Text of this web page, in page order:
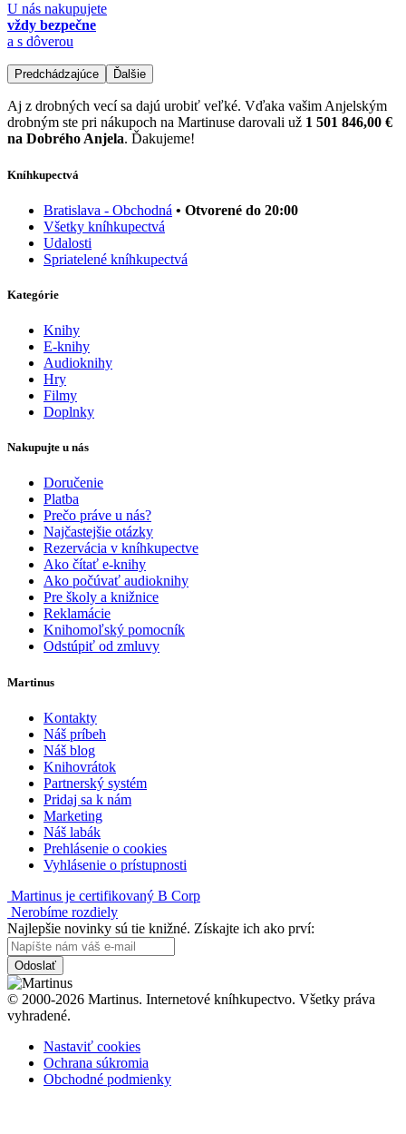
U nás nakupujete
vždy bezpečne
a s dôverou
Predchádzajúce Ďalšie
Aj z drobných vecí sa dajú urobiť veľké. Vďaka vašim Anjelským
drobným ste pri nákupoch na Martinuse darovali už 1 501 846,00 €
na Dobrého Anjela. Ďakujeme!
Kníhkupectvá
Bratislava - Obchodná • Otvorené do 20:00
Všetky kníhkupectvá
Udalosti
Spriatelené kníhkupectvá
Kategórie
Knihy
E-knihy
Audioknihy
Hry
Filmy
Doplnky
Nakupujte u nás
Doručenie
Platba
Prečo práve u nás?
Najčastejšie otázky
Rezervácia v kníhkupectve
Ako čítať e-knihy
Ako počúvať audioknihy
Pre školy a knižnice
Reklamácie
Knihomoľský pomocník
Odstúpiť od zmluvy
Martinus
Kontakty
Náš príbeh
Náš blog
Knihovrátok
Partnerský systém
Pridaj sa k nám
Marketing
Náš labák
Prehlásenie o cookies
Vyhlásenie o prístupnosti
Martinus je certifikovaný B Corp
Nerobíme rozdiely
Najlepšie novinky sú tie knižné. Získajte ich ako prví:
Odoslať
© 2000-2026 Martinus. Internetové kníhkupectvo. Všetky práva
vyhradené.
Nastaviť cookies
Ochrana súkromia
Obchodné podmienky